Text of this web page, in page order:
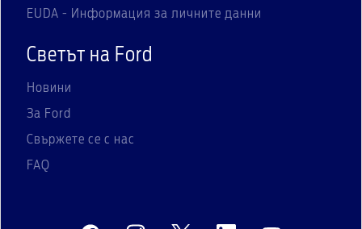
EUDA - Информация за личните данни
Светът на Ford
Новини
За Ford
Свържете се с нас
FAQ